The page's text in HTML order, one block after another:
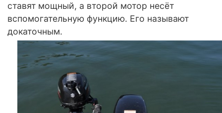
ставят мощный, а второй мотор несёт
вспомогательную функцию. Его называют
докаточным.